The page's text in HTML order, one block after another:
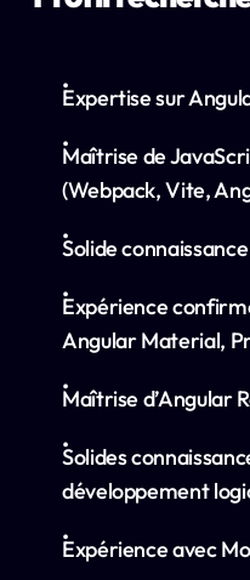
Expertise sur
Maîtrise de
(Webpack, Vite,
Solide
Expérience
Angular Material,
Maîtrise d’Angular
Solides
développement
Expérience avec